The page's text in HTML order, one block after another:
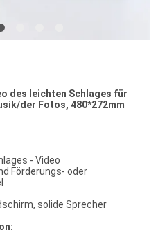
des leichten Schlages für
der Fotos, 480*272mm
- Video
Förderungs- oder
solide Sprecher